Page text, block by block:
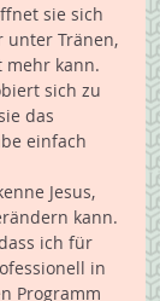
sie sich
Tränen,
mehr kann.
sich zu
das
einfach
Jesus,
kann.
ich für
in
Programm